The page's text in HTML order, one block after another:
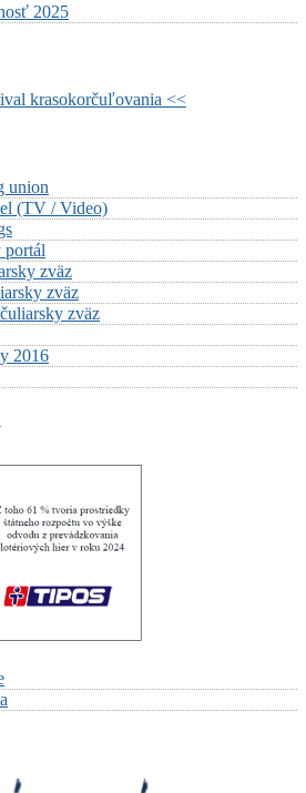
2025
krasokorčuľovania <<
union
(TV / Video)
portál
zväz
zväz
zväz
2016